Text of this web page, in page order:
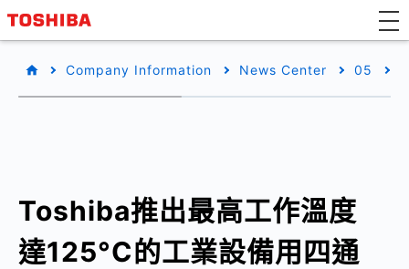
Company Information News Center 05
Toshiba推出最高工作溫度
達125°C的工業設備用四通